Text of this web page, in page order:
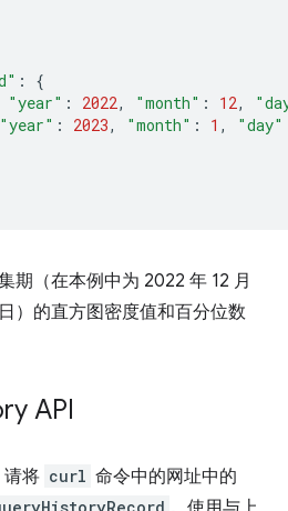
:
{
"year" : 2022, "month" : 12,
"year" : 2023, "month" : 1 , "day"
期（在本例中为 2022 年 12 月
）的直方图密度值和百分位数
API
请将 curl 命令中的网址中的